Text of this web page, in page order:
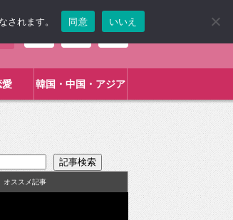
愛 韓国・中国・アジア
オススメ記事
れます。 同意 いいえ